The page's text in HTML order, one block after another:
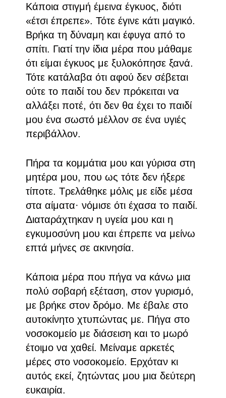
Κάποια στιγμή έμεινα έγκυος, διότι
«έτσι έπρεπε». Τότε έγινε κάτι μαγικό.
Βρήκα τη δύναμη και έφυγα από το
σπίτι. Γιατί την ίδια μέρα που μάθαμε
ότι είμαι έγκυος με ξυλοκόπησε ξανά.
Τότε κατάλαβα ότι αφού δεν σέβεται
ούτε το παιδί του δεν πρόκειται να
αλλάξει ποτέ, ότι δεν θα έχει το παιδί
μου ένα σωστό μέλλον σε ένα υγιές
περιβάλλον.
Πήρα τα κομμάτια μου και γύρισα στη
μητέρα μου, που ως τότε δεν ήξερε
τίποτε. Τρελάθηκε μόλις με είδε μέσα
στα αίματα· νόμισε ότι έχασα το παιδί.
Διαταράχτηκαν η υγεία μου και η
εγκυμοσύνη μου και έπρεπε να μείνω
επτά μήνες σε ακινησία.
Κάποια μέρα που πήγα να κάνω μια
πολύ σοβαρή εξέταση, στον γυρισμό,
με βρήκε στον δρόμο. Με έβαλε στο
αυτοκίνητο χτυπώντας με. Πήγα στο
νοσοκομείο με διάσειση και το μωρό
έτοιμο να χαθεί. Μείναμε αρκετές
μέρες στο νοσοκομείο. Ερχόταν κι
αυτός εκεί, ζητώντας μου μια δεύτερη
ευκαιρία.